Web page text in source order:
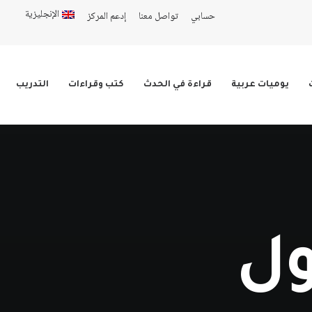
حسابي تواصل معنا إدعم المركز الإنجليزية
يوميات عربية قراءة في الحدث كتب وقراءات التدريب